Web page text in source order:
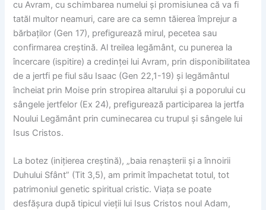
cu Avram, cu schimbarea numelui și promisiunea că va fi
tatăl multor neamuri, care are ca semn tăierea împrejur a
bărbaților (Gen 17), prefigurează mirul, pecetea sau
confirmarea creștină. Al treilea legământ, cu punerea la
încercare (ispitire) a credinței lui Avram, prin disponibilitatea
de a jertfi pe fiul său Isaac (Gen 22,1-19) și legământul
încheiat prin Moise prin stropirea altarului și a poporului cu
sângele jertfelor (Ex 24), prefigurează participarea la jertfa
Noului Legământ prin cuminecarea cu trupul și sângele lui
Isus Cristos.
La botez (inițierea creștină), „baia renașterii și a înnoirii
Duhului Sfânt” (Tit 3,5), am primit împachetat totul, tot
patrimoniul genetic spiritual cristic. Viața se poate
desfășura după tipicul vieții lui Isus Cristos noul Adam,